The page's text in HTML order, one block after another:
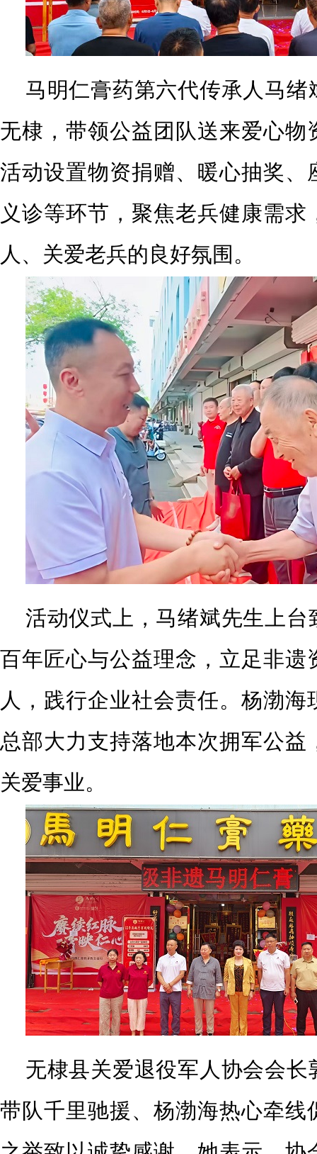
马明仁膏药第六代传承人马绪
无棣，带领公益团队送来爱心物
活动设置物资捐赠、暖心抽奖、
义诊等环节，聚焦老兵健康需求
人、关爱老兵的良好氛围。
活动仪式上，马绪斌先生上台
百年匠心与公益理念，立足非遗
人，践行企业社会责任。杨渤海
总部大力支持落地本次拥军公益
关爱事业。
无棣县关爱退役军人协会会长
带队千里驰援、杨渤海热心牵线